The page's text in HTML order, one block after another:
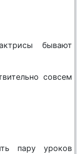
бывают
совсем
пару уроков